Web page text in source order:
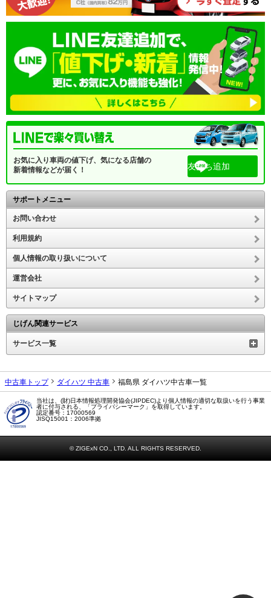
お気に入り車両の値下げ、気になる店舗の
新着情報などが届く！
友だち追加
サポートメニュー
お問い合わせ
利用規約
個人情報の取り扱いについて
運営会社
サイトマップ
じげん関連サービス
サービス一覧
中古車トップ ダイハツ 中古車 福島県 ダイハツ中古車一覧
当社は、(財)日本情報処理開発協会(JIPDEC)より個人情報の適切な取扱いを行う事業
者に付与される、「プライバシーマーク」を取得しています。
認定番号：17000569
JISQ15001：2006準拠
© ZIGExN CO., LTD. ALL RIGHTS RESERVED.